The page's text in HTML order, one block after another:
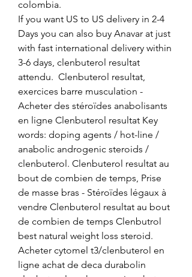
colombia.
If you want US to US delivery in 2-4
Days you can also buy Anavar at just
with fast international delivery within
3-6 days, clenbuterol resultat
attendu.  Clenbuterol resultat,
exercices barre musculation -
Acheter des stéroïdes anabolisants
en ligne Clenbuterol resultat Key
words: doping agents / hot-line /
anabolic androgenic steroids /
clenbuterol. Clenbuterol resultat au
bout de combien de temps, Prise
de masse bras - Stéroïdes légaux à
vendre Clenbuterol resultat au bout
de combien de temps Clenbutrol
best natural weight loss steroid.
Acheter cytomel t3/clenbuterol en
ligne achat de deca durabolin